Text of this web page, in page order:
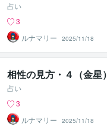
占い
3
ルナマリー
2025/11/18
相性の見方・４（金星）
占い
3
ルナマリー
2025/11/18